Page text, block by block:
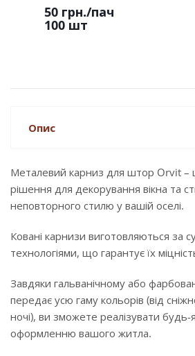
50 грн./пач
100 шт
Опис
Металевий карниз для штор Orvit –
рішення для декорування вікна та
неповторного стилю у вашій оселі.
Ковані карнизи виготовляються за
технологіями, що гарантує їх
Завдяки гальванічному або
передає усю гаму кольорів (від
ночі), ви зможете реалізувати будь-
оформленню вашого житла.